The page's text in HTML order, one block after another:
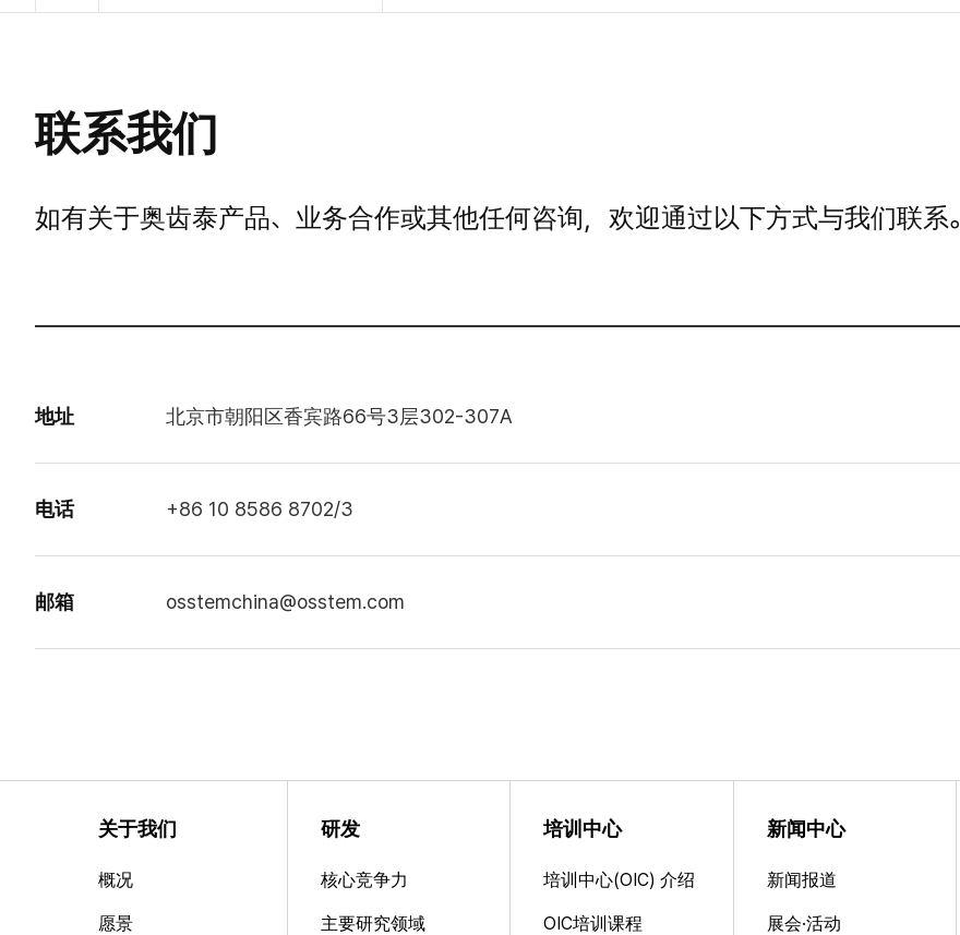
联系我们
如有关于奥齿泰产品、业务合作或其他任何咨询，欢迎通过以下方式与我们联系。
地址 北京市朝阳区香宾路66号3层302-307A
电话 +86 10 8586 8702/3
邮箱 osstemchina@osstem.com
关于我们
概况
愿景
研发
核心竞争力
主要研究领域
培训中心
培训中心(OIC) 介绍
OIC培训课程
新闻中心
新闻报道
展会·活动